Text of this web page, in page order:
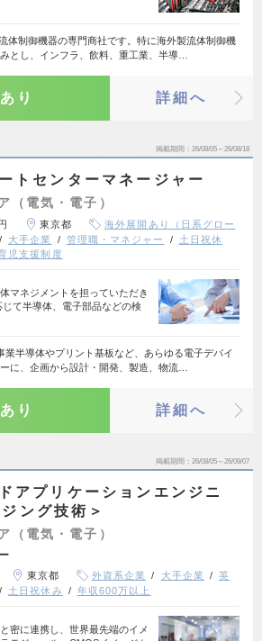
体制御機器の専門商社です。特に海外製流体制御機
とし、インフラ、飲料、重工業、半導…
り 詳細へ
掲載期間 26/08/05～26/08/18
トセンターマネージャー
（電気・電子）
東京都
海外展開あり（日系グロー
大手企業 管理職・マネジャー
土日祝休
児支援制度
マネジメントを担っていただき
て半導体、電子部品などの検
業半導体やプリント基板など、あらゆる電子デバイ
に、企画から設計・開発、製造、物流…
り 詳細へ
掲載期間 26/08/05～26/09/07
アプリケーションエンジニ
ング技術＞
（電気・電子）
東京都 外資系企業 大手企業
英
土日祝休み 年収600万以上
密に連携し、世界最先端のイメ